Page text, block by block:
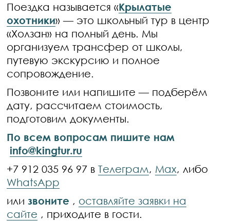
Поездка называется «Крылатые
охотники» — это школьный тур в центр
«Холзан» на полный день. Мы
организуем трансфер от школы,
путевую экскурсию и полное
сопровождение.
Позвоните или напишите — подберём
дату, рассчитаем стоимость,
подготовим документы.
По всем вопросам пишите нам
info@kingtur.ru
+7 912 035 96 97 вТелеграм, Max, либо
WhatsApp
илизвоните , оставляйте заявки на
сайте , приходите в гости.